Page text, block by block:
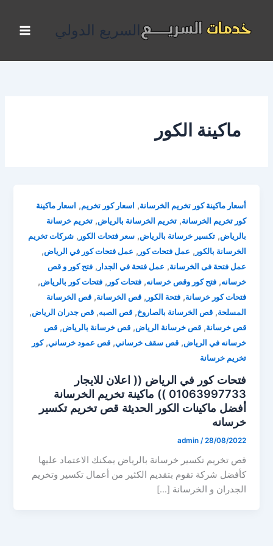
المحتوى
السريع الدولي
ماكينة الكور
أسعار ماكينة كور تخريم الخرسانة, اسعار كور تخريم, اسعار ماكينة
كور تخريم الخرسانة,تخريم الخرسانة بالرياض,تخريم خرسانة
بالرياض,تكسير خرسانة بالرياض,سعر فتحات الكور ,شركات تخريم
الخرسانة بالكور , عمل فتحات كور , عمل فتحات كور في الرياض,
عمل فتحة فى الخرسانة, عمل فتحة في الجدار ,فتح كور و قص
خرسانه,فتح كور وقص خرسانه,فتحات كور ,فتحات كور بالرياض,
فتحات كور خرسانة,فتحة الكور ,قص الخرسانة,قص الخرسانة
المسلحة,قص الخرسانة بالصاروخ,قص الصبه,قص جدران الرياض,
قص خرسانة,قص خرسانة الرياض,قص خرسانة بالرياض,قص
خرسانه في الرياض,قص سقف خرساني,قص عمود خرساني,كور
تخريم خرسانة
فتحات كور في الرياض (( اعلان للايجار
01063997733 )) ماكينة تخريم الخرسانة
أفضل ماكينات الكور الحديثة قص تخريم تكسير
خرسانه
admin /28/08/2022
قص تخريم تكسير خرسانة بالرياض يمكنك الاعتماد عليها
كأفضل شركة تقوم بتقديم الكثير من أعمال تكسير وتخريم
الجدران و الخرسانة […]